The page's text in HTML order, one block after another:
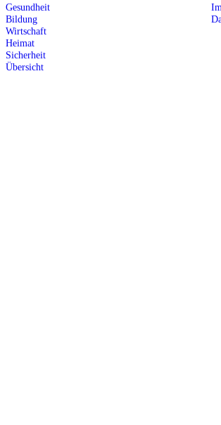
Gesundheit
Bildung
Wirtschaft
Heimat
Sicherheit
Übersicht